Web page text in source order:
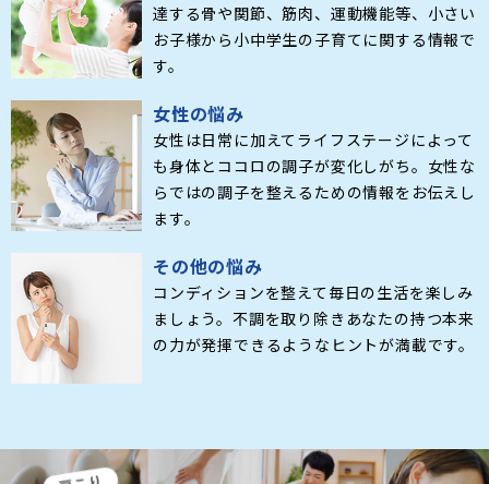
達する骨や関節、筋肉、運動機能等、小さい
お子様から小中学生の子育てに関する情報で
す。
女性の悩み
女性は日常に加えてライフステージによって
も身体とココロの調子が変化しがち。女性な
らではの調子を整えるための情報をお伝えし
ます。
その他の悩み
コンディションを整えて毎日の生活を楽しみ
ましょう。不調を取り除きあなたの持つ本来
の力が発揮できるようなヒントが満載です。